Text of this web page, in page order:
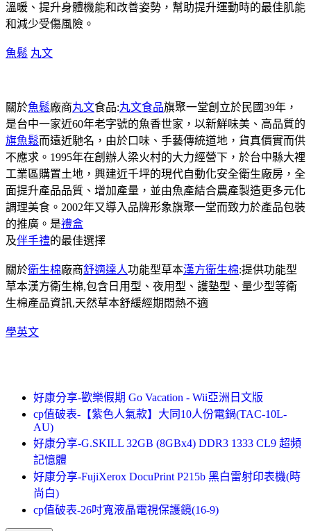
溫暖、提升身體機能和改善姿勢，幫助提升運動時的最佳肌能
和減少受傷風險。
魚鬆 丸文
關於魚鬆廠商丸文食品:丸文食品旗聚一堂創立於民國39年，
是台中一家近60年老字號的魚香世家，以新鮮味美、高品質的
旗魚鬆而遠近馳名，由於口味、手藝傳統道地，貨真價實而供
不應求。1995年在創辦人梁火村的大力經營下，於台中縣大裡
工業區購置土地，興建近千坪的現代自動化安全衛生廠房，全
面提升產品品質、增加產量，並由魚產結合農產製造更多元化
調理美食。2002年又導入品牌形象旗聚一堂而致力於產品包裝
的推廣。是禮盒
及伴手禮的最佳選擇
關於衛生棉廠商舒適達人功能型草本漢方衛生棉:提供功能型
草本漢方衛生棉,包含日用型、夜用型、護墊型、量少型等衛
生棉產品資訊,天然草本舒緩經期悶熱不適
學英文
好康分享-歡樂假期 Go Vacation - Wii亞洲日文版
cp值破表-【紫色人氣款】大同10人份電鍋(TAC-10L-
AU)
好康分享-G.SKILL 32GB (8GBx4) DDR3 1333 CL9 超頻
記憶體
好康分享-FujiXerox DocuPrint P215b 黑白雷射印表機(時
尚白)
cp值破表-26吋寬液晶電視保護鏡(16-9)